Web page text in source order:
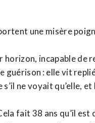
une misère
horizon, incapable de
: elle vit
ne voyait qu’elle,
fait 38 ans qu’il est